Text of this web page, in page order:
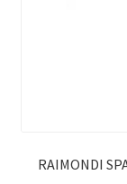
RAIMONDI